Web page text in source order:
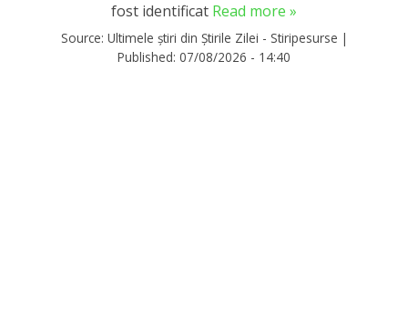
fost identificat Read more »
Source: Ultimele știri din Știrile Zilei - Stiripesurse |
Published: 07/08/2026 - 14:40